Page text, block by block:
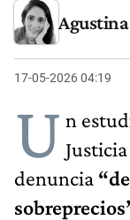
17-05-2026 04:19
U n
denuncia